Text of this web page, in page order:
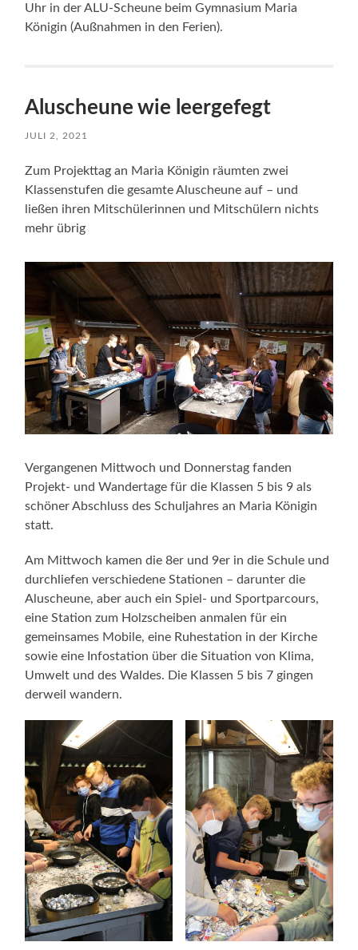
Uhr in der ALU-Scheune beim Gymnasium Maria
Königin (Außnahmen in den Ferien).
Aluscheune wie leergefegt
JULI 2, 2021
Zum Projekttag an Maria Königin räumten zwei
Klassenstufen die gesamte Aluscheune auf – und
ließen ihren Mitschülerinnen und Mitschülern nichts
mehr übrig
Vergangenen Mittwoch und Donnerstag fanden
Projekt- und Wandertage für die Klassen 5 bis 9 als
schöner Abschluss des Schuljahres an Maria Königin
statt.
Am Mittwoch kamen die 8er und 9er in die Schule und
durchliefen verschiedene Stationen – darunter die
Aluscheune, aber auch ein Spiel- und Sportparcours,
eine Station zum Holzscheiben anmalen für ein
gemeinsames Mobile, eine Ruhestation in der Kirche
sowie eine Infostation über die Situation von Klima,
Umwelt und des Waldes. Die Klassen 5 bis 7 gingen
derweil wandern.